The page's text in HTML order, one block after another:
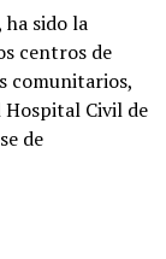
ha sido la
centros de
comunitarios,
Civil de
de